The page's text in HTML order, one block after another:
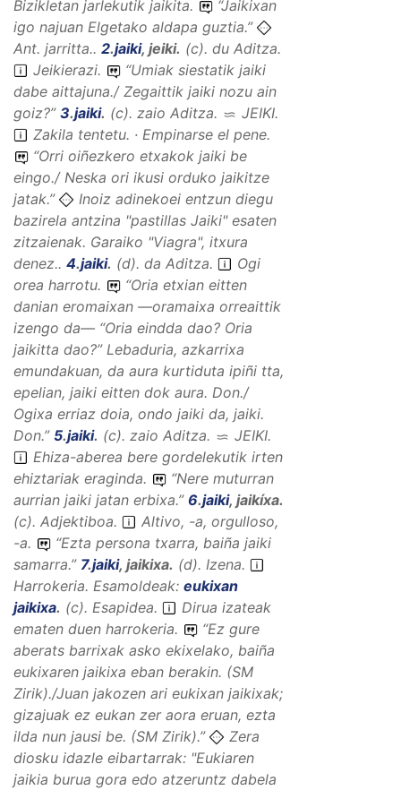
Bizikletan jarlekutik jaikita. “Jaikixan
igo najuan Elgetako aldapa guztia.”
Ant. jarritta.. 2.jaiki, jeiki. (c). du Aditza.
Jeikierazi.
“Umiak siestatik jaiki
dabe aittajuna./ Zegaittik jaiki nozu ain
goiz?” 3.jaiki. (c). zaio Aditza. JEIKI.
Zakila tentetu. · Empinarse el pene.
“Orri oiñezkero etxakok jaiki be
eingo./ Neska ori ikusi orduko jaikitze
jatak.”
Inoiz adinekoei entzun diegu
bazirela antzina "pastillas Jaiki" esaten
zitzaienak. Garaiko "Viagra", itxura
denez.. 4.jaiki. (d). da Aditza.
Ogi
orea harrotu.
“Oria etxian eitten
danian eromaixan —oramaixa orreaittik
izengo da— “Oria eindda dao? Oria
jaikitta dao?” Lebaduria, azkarrixa
emundakuan, da aura kurtiduta ipiñi tta,
epelian, jaiki eitten dok aura. Don./
Ogixa erriaz doia, ondo jaiki da, jaiki.
Don.” 5.jaiki. (c). zaio Aditza. JEIKI.
Ehiza-aberea bere gordelekutik irten
ehiztariak eraginda.
“Nere muturran
aurrian jaiki jatan erbixa.” 6.jaiki, jaikíxa.
(c). Adjektiboa.
Altivo, -a, orgulloso,
-a.
“Ezta persona txarra, baiña jaiki
samarra.” 7.jaiki, jaikixa. (d). Izena.
Harrokeria. Esamoldeak: eukixan
jaikixa. (c). Esapidea.
Dirua izateak
ematen duen harrokeria.
“Ez gure
aberats barrixak asko ekixelako, baiña
eukixaren jaikixa eban berakin. (SM
Zirik)./Juan jakozen ari eukixan jaikixak;
gizajuak ez eukan zer aora eruan, ezta
ilda nun jausi be. (SM Zirik).”
Zera
diosku idazle eibartarrak: "Eukiaren
jaikia burua gora edo atzeruntz dabela